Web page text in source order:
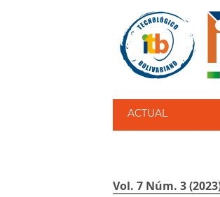
ACTUAL
Vol. 7 Núm. 3